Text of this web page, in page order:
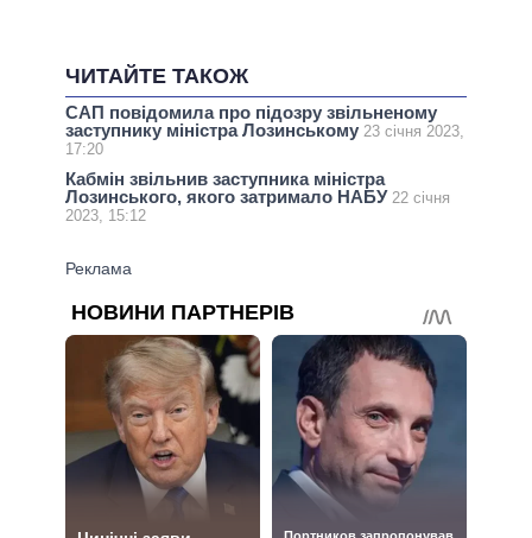
ЧИТАЙТЕ ТАКОЖ
САП повідомила про підозру звільненому
заступнику міністра Лозинському 23 січня 2023,
17:20
Кабмін звільнив заступника міністра
Лозинського, якого затримало НАБУ 22 січня
2023, 15:12